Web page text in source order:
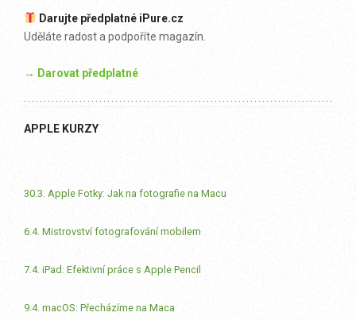
Darujte předplatné iPure.cz
Uděláte radost a podpoříte magazín.
→ Darovat předplatné
APPLE KURZY
30.3. Apple Fotky: Jak na fotografie na Macu
6.4. Mistrovství fotografování mobilem
7.4. iPad: Efektivní práce s Apple Pencil
9.4. macOS: Přecházíme na Maca